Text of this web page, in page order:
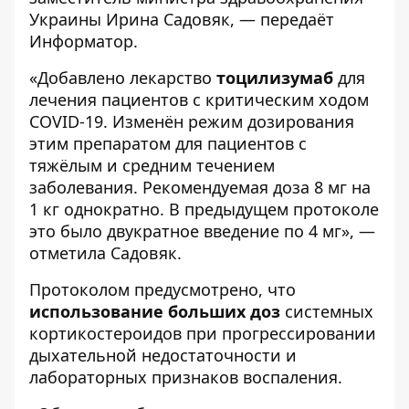
Украины Ирина Садовяк, — передаёт
Информатор.
«Добавлено лекарство тоцилизумаб для
лечения пациентов с критическим ходом
COVID-19. Изменён режим дозирования
этим препаратом для пациентов с
тяжёлым и средним течением
заболевания. Рекомендуемая доза 8 мг на
1 кг однократно. В предыдущем протоколе
это было двукратное введение по 4 мг», —
отметила Садовяк.
Протоколом предусмотрено, что
использование больших доз системных
кортикостероидов при прогрессировании
дыхательной недостаточности и
лабораторных признаков воспаления.